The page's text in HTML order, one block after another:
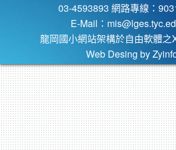
03-4593893 網路專線：
E-Mail：
龍岡國小網站架構於自由軟體之
Web Desing by